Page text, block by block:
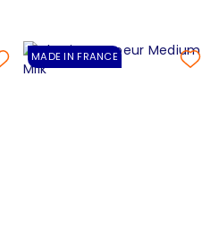
MADE IN FRANCE